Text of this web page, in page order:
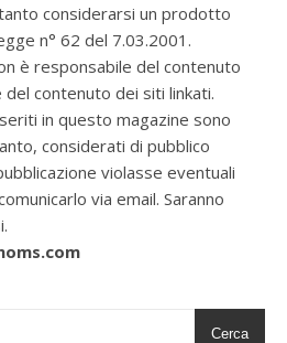
considerarsi un prodotto
n° 62 del 7.03.2001.
è responsabile del contenuto
contenuto dei siti linkati.
in questo magazine sono
considerati di pubblico
violasse eventuali
via email. Saranno
Cerca